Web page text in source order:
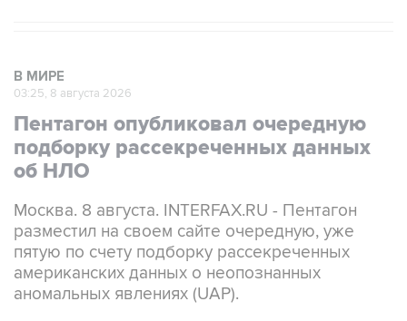
В МИРЕ
03:25, 8 августа 2026
Пентагон опубликовал очередную
подборку рассекреченных данных
об НЛО
Москва. 8 августа. INTERFAX.RU - Пентагон
разместил на своем сайте очередную, уже
пятую по счету подборку рассекреченных
американских данных о неопознанных
аномальных явлениях (UAP).